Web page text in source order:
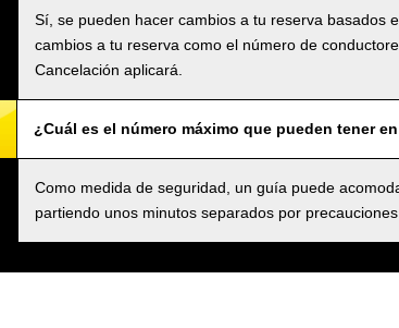
Sí, se pueden hacer cambios a tu reserva basados
cambios a tu reserva como el número de
Cancelación aplicará.
¿Cuál es el número máximo que pueden tener
Como medida de seguridad, un guía puede
partiendo unos minutos separados por precauciones